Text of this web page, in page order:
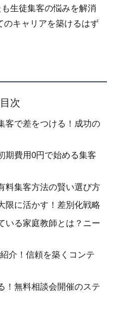
生徒集客の悩みを解消
のキャリアを築けるはず
目次
客で差をつける！成功の
期費用0円で始める集客
料集客方法の賢い選び方
限に活かす！差別化戦略
いる家庭教師とは？ニー
介！信頼を築くコンテ
！無料相談会開催のステ